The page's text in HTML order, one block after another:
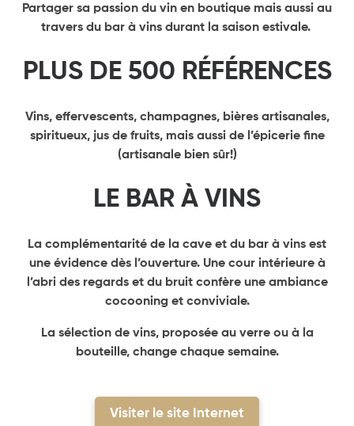
Partager sa passion du vin en boutique mais aussi au
travers du bar à vins durant la saison estivale.
PLUS DE 500 RÉFÉRENCES
Vins, effervescents, champagnes, bières artisanales,
spiritueux, jus de fruits, mais aussi de l’épicerie fine
(artisanale bien sûr!)
LE BAR À VINS
La complémentarité de la cave et du bar à vins est
une évidence dès l’ouverture. Une cour intérieure à
l’abri des regards et du bruit confère une ambiance
cocooning et conviviale.
La sélection de vins, proposée au verre ou à la
bouteille, change chaque semaine.
Visiter le site Internet